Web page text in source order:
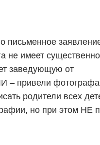
письменное
не имеет
заведующую от
– привели
родители всех
но при этом НЕ